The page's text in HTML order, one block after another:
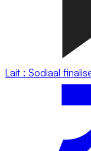
Lait : Sodiaal